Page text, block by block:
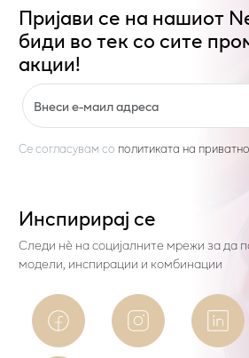
Пријави се на нашиот
биди во тек со сите
акции!
Се согласувам со политиката на
Инспирирај се
Следи нѐ на социјалните мрежи за да
модели, инспирации и комбинации